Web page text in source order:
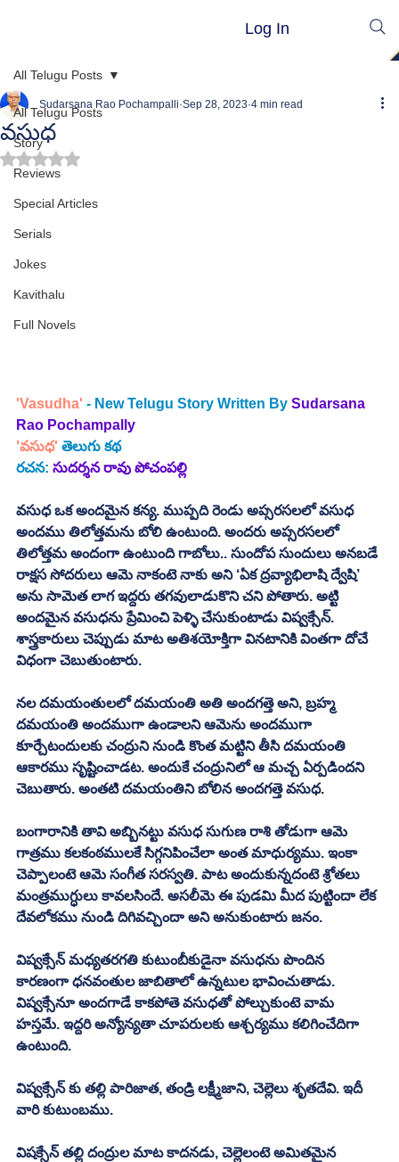
Log In
All Telugu Posts
Story
Reviews
Special Articles
Serials
Jokes
Kavithalu
Full Novels
All Telugu Posts
వసుధ
Sudarsana Rao Pochampalli Sep 28, 2023 4 min read
Rated NaN out of 5 stars.
'Vasudha' - New Telugu Story Written By Sudarsana
Rao Pochampally
'వసుధ' తెలుగు కథ
రచన: సుదర్శన రావు పోచంపల్లి
వసుధ ఒక అందమైన కన్య. ముప్పది రెండు అప్సరసలలో వసుధ
అందము తిలోత్తమను బోలి ఉంటుంది. అందరు అప్సరసలలో
తిలోత్తమ అందంగా ఉంటుంది గాబోలు.. సుందోప సుందులు అనబడే
రాక్షస సోదరులు ఆమె నాకంటె నాకు అని ‘ఏక ద్రవ్యాభిలాషి ద్వేషి’
అను సామెత లాగ ఇద్దరు తగవులాడుకొని చని పోతారు. అట్టి
అందమైన వసుధను ప్రేమించి పెళ్ళి చేసుకుంటాడు విష్వక్సేన్.
శాస్త్రకారులు చెప్పుడు మాట అతిశయోక్తిగా వినటానికి వింతగా దోచే
విధంగా చెబుతుంటారు.
నల దమయంతులలో దమయంతి అతి అందగత్తె అని, బ్రహ్మ
దమయంతి అందముగా ఉండాలని ఆమెను అందముగా
కూర్చేటందులకు చంద్రుని నుండి కొంత మట్టిని తీసి దమయంతి
ఆకారము సృష్టించాడట. అందుకే చంద్రునిలో ఆ మచ్చ ఏర్పడిందని
చెబుతారు. అంతటి దమయంతిని బోలిన అందగత్తె వసుధ.
బంగారానికి తావి అబ్బినట్టు వసుధ సుగుణ రాశి తోడుగా ఆమె
గాత్రము కలకంఠములకే సిగ్గనిపించేలా అంత మాధుర్యము. ఇంకా
చెప్పాలంటె ఆమె సంగీత సరస్వతి. పాట అందుకున్నదంటె శ్రోతలు
మంత్రముగ్ధులు కావలసిందే. అసలీమె ఈ పుడమి మీద పుట్టిందా లేక
దేవలోకము నుండి దిగివచ్చిందా అని అనుకుంటారు జనం.
విష్వక్సేన్ మధ్యతరగతి కుటుంబీకుడైనా వసుధను పొందిన
కారణంగా ధనవంతుల జాబితాలో ఉన్నటుల భావించుతాడు.
విష్వక్సేనూ అందగాడే కాకపోతె వసుధతో పోల్చుకుంటె వామ
హస్తమే. ఇద్దరి అన్యోన్యతా చూపరులకు ఆశ్చర్యము కలిగించేదిగా
ఉంటుంది.
విష్వక్సేన్ కు తల్లి పారిజాత, తండ్రి లక్ష్మీజాని, చెల్లెలు శృతదేవి. ఇదీ
వారి కుటుంబము.
విషక్సేన్ తల్లి దంద్రుల మాట కాదనడు, చెల్లెలంటె అమితమైన